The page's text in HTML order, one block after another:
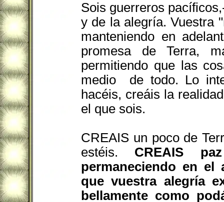
Sois guerreros
y de la alegría. Vuestra
manteniendo en
promesa de Terra,
permitiendo que las
medio de todo. Lo
hacéis, creáis la
el que sois.
CREAIS un poco de
estéis. CREAIS
permaneciendo en el
que vuestra alegría
bellamente como